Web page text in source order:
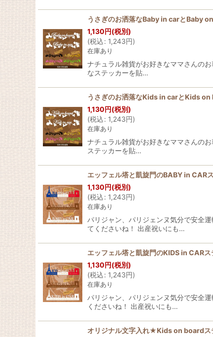
うさぎのお洒落なBaby in carとBaby
1,130円(税別)
(税込: 1,243円)
在庫あり
ナチュラル雑貨がお好きなママさんの
なステッカーを貼…
うさぎのお洒落なKids in carとKids
1,130円(税別)
(税込: 1,243円)
在庫あり
ナチュラル雑貨がお好きなママさんの
ステッカーを貼…
エッフェル塔と凱旋門のBABY in CAR
1,130円(税別)
(税込: 1,243円)
在庫あり
パリジャン、パリジェンヌ気分で安全
てくださいね！ 出産祝いにも…
エッフェル塔と凱旋門のKIDS in CARス
1,130円(税別)
(税込: 1,243円)
在庫あり
パリジャン、パリジェンヌ気分で安全
くださいね！ 出産祝いにも…
オリジナル文字入れ★Kids on boardス